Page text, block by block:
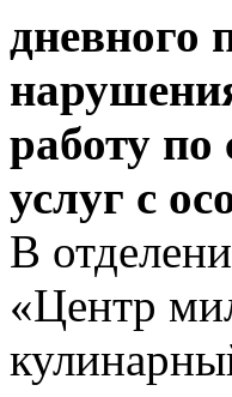
дневного
работу
услуг с
В
«Центр